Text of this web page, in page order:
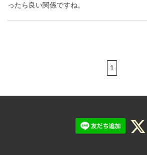
ったら良い関係ですね。
1